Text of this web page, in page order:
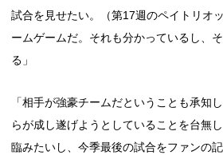
試合を見せたい。（第17週のペイトリオ
ームゲームだ。それも分かっているし、
る」
「相手が強豪チームだということも承知
らが成し遂げようとしていることを台無
臨みたいし、今季最後の試合をファンの